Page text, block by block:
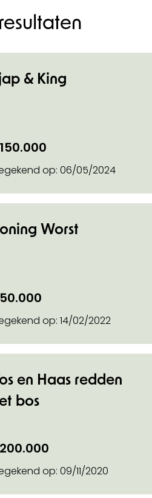
& King
op: 06/05/2024
Worst
op: 14/02/2022
en Haas redden
bos
op: 09/11/2020